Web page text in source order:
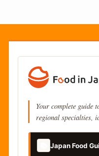
Your complete guide
regional specialties,
Japan Food